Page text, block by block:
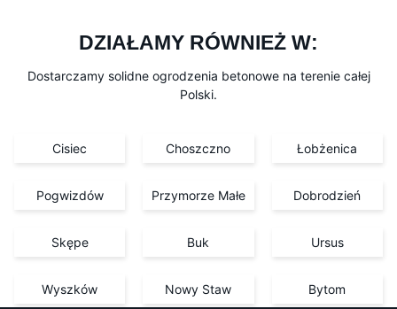
DZIAŁAMY RÓWNIEŻ W:
Dostarczamy solidne ogrodzenia betonowe na terenie całej
Polski.
Cisiec Choszczno Łobżenica
Pogwizdów Przymorze Małe Dobrodzień
Skępe Buk Ursus
Wyszków Nowy Staw Bytom